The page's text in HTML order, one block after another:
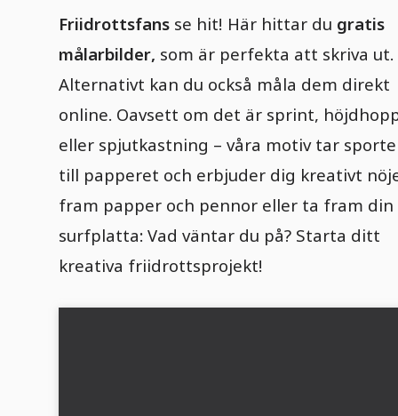
Friidrottsfans se hit! Här hittar du gratis
målarbilder, som är perfekta att skriva ut.
Alternativt kan du också måla dem direkt
online. Oavsett om det är sprint,
eller spjutkastning – våra motiv tar
till papperet och erbjuder dig kreativt
fram papper och pennor eller ta fram din
surfplatta: Vad väntar du på? Starta ditt
kreativa friidrottsprojekt!